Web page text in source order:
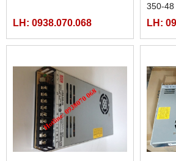
LH: 0938.070.068
350-48
LH: